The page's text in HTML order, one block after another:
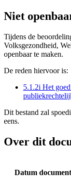
Niet
Tijdens de
Volksgezondheid,
openbaar te maken.
De reden hiervoor is:
5.1.2i Het
Dit bestand zal
eens.
Over dit
Datum document